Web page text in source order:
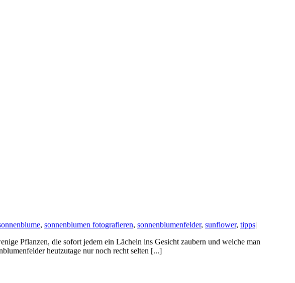
, sonnenblumen fotografieren, sonnenblumenfelder, sunflower, tipps|
Pflanzen, die sofort jedem ein Lächeln ins Gesicht zaubern und welche man
heutzutage nur noch recht selten [...]